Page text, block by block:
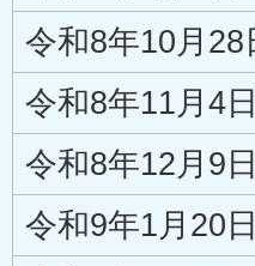
令和8年10月28
令和8年11月4
令和8年12月9
令和9年1月20